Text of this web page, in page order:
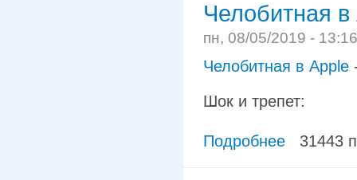
Челобитная в
пн, 08/05/2019 -
Челобитная в Apple
Шок и трепет:
Подробнее 31443